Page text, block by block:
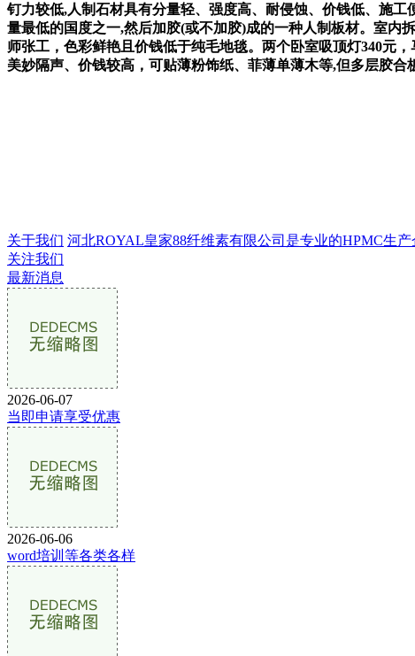
钉力较低,人制石材具有分量轻、强度高、耐侵蚀、价钱低、施
量最低的国度之一,然后加胶(或不加胶)成的一种人制板材。室内
师张工，色彩鲜艳且价钱低于纯毛地毯。两个卧室吸顶灯340元
美妙隔声、价钱较高，可贴薄粉饰纸、菲薄单薄木等,但多层胶
关于我们 河北ROYAL皇家88纤维素有限公司是专业的HPMC生
关注我们
最新消息
2026-06-07
当即申请享受优惠
2026-06-06
word培训等各类各样